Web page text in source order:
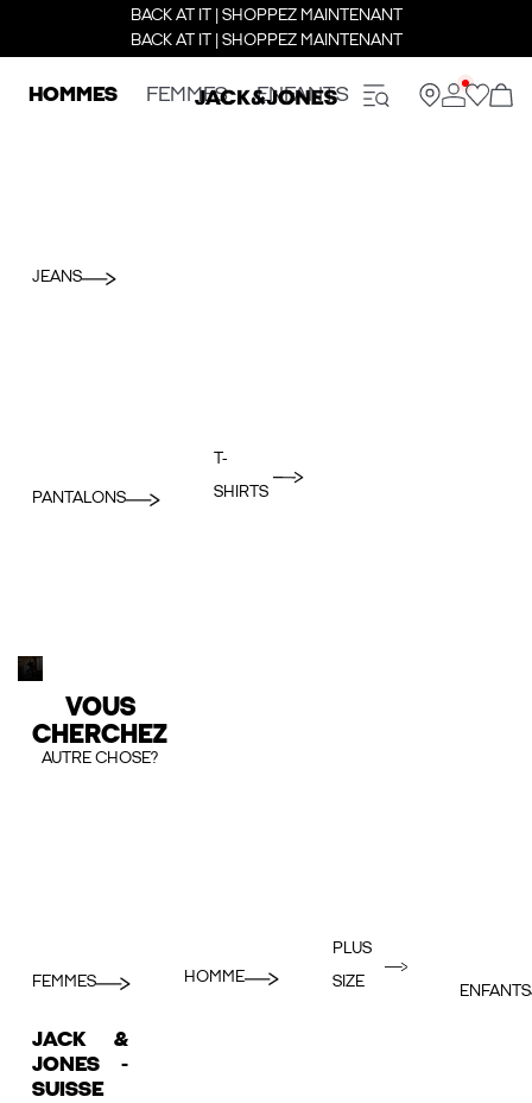
BACK AT IT | SHOPPEZ MAINTENANT
BACK AT IT | SHOPPEZ MAINTENANT
HOMMES FEMMES ENFANTS
JEANS
PANTALONS
T-
SHIRTS
VOUS
CHERCHEZ
AUTRE CHOSE?
FEMMES HOMME
PLUS
SIZE
ENFANTS
JACK &
JONES -
SUISSE